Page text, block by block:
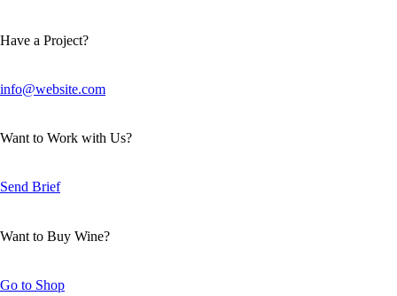
Have a Project?
info@website.com
Want to Work with Us?
Send Brief
Want to Buy Wine?
Go to Shop